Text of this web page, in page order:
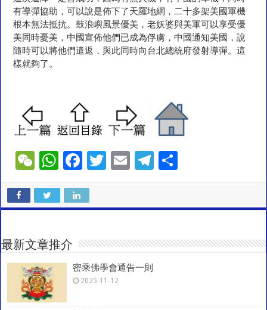
有導彈協助，可以說是佈下了天羅地網，二十多架美國軍機
根本無法抵抗。鼓浪嶼風景優美，老妖婆與美軍可以享受優
美同時憂美，中國宣佈他們已成為俘虜，中國通知美國，說
隨時可以將他們遣返，與此同時向台北總統府發射導彈。這
樣就夠了。
W
C
h
at
W
at
sA
p
p
F
e
b
o
k
T
er
E
l
T
gr
a
e
最新文章推介
密乘佛學會通告一則
2025-11-12